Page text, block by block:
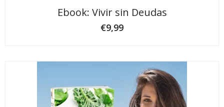
Ebook: Vivir sin Deudas
€9,99